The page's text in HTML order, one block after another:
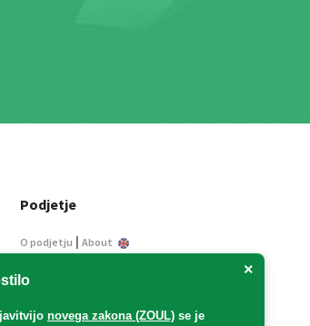
×
novega zakona (ZOUL) se je
Podjetje
O podjetju | About
Informacije javnega
Oglaševanje